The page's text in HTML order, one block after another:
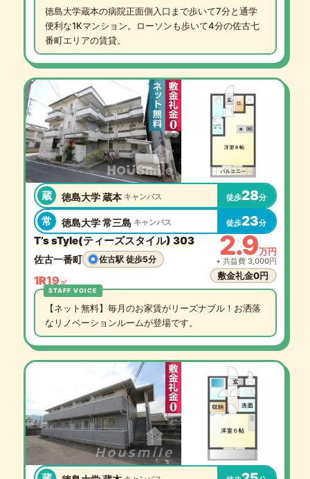
徳島大学蔵本の病院正面側入口まで歩いて7分と通学
便利な1Kマンション。ローソンも歩いて4分の佐古七
番町エリアの賃貸。
蔵 徳島大学 蔵本 キャンパス 徒歩28分
常 徳島大学 常三島 キャンパス 徒歩23分
T’s sTyle(ティーズスタイル) 303
佐古一番町 佐古駅 徒歩5分
1R19 ㎡
2.9万円
+ 共益費 3,000円
敷金礼金0円
【ネット無料】毎月のお家賃がリーズナブル！お洒落
なリノベーションルームが登場です。